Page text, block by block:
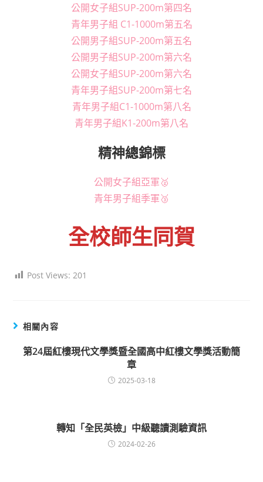
公開女子組SUP-200m第四名
青年男子組 C1-1000m第五名
公開男子組SUP-200m第五名
公開男子組SUP-200m第六名
公開女子組SUP-200m第六名
青年男子組SUP-200m第七名
青年男子組C1-1000m第八名
青年男子組K1-200m第八名
精神總錦標
公開女子組亞軍🥈
青年男子組季軍🥉
全校師生同賀
Post Views: 201
相關內容
第24屆紅樓現代文學獎暨全國高中紅樓文學獎活動簡
章
2025-03-18
轉知「全民英檢」中級聽讀測驗資訊
2024-02-26